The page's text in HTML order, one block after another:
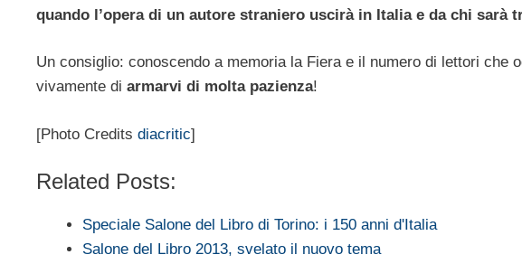
quando l’opera di un autore straniero uscirà in Italia e da chi sarà
Un consiglio: conoscendo a memoria la Fiera e il numero di lettori che
vivamente di armarvi di molta pazienza!
[Photo Credits diacritic]
Related Posts:
Speciale Salone del Libro di Torino: i 150 anni d'Italia
Salone del Libro 2013, svelato il nuovo tema